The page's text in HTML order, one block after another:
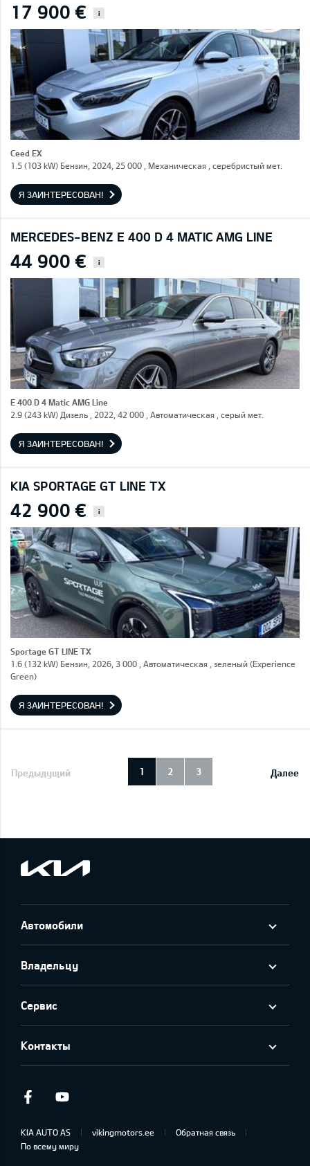
17 900 € i
Ceed EX
1.5 (103 kW) Бензин, 2024, 25 000 , Механическая , серебристый мет.
Я ЗАИНТЕРЕСОВАН!
MERCEDES-BENZ E 400 D 4 MATIC AMG LINE
44 900 € i
E 400 D 4 Matic AMG Line
2.9 (243 kW) Дизель , 2022, 42 000 , Автоматическая , серый мет.
Я ЗАИНТЕРЕСОВАН!
KIA SPORTAGE GT LINE TX
42 900 € i
Sportage GT LINE TX
1.6 (132 kW) Бензин, 2026, 3 000 , Автоматическая , зеленый (Experience
Green)
Я ЗАИНТЕРЕСОВАН!
Предыдущий Далее
1 2 3
Автомобили
Владельцу
Сервис
Контакты
Facebook
KIA AUTO AS vikingmotors.ee
Обратная связь
По всему миру